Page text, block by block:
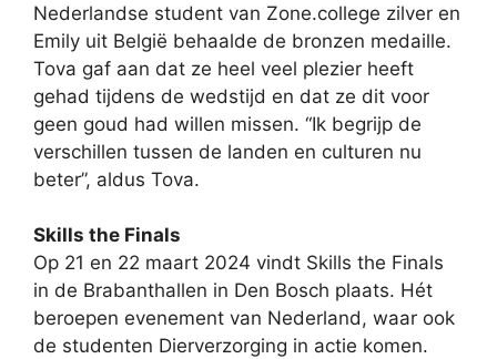
Nederlandse student van Zone.college zilver en
Emily uit België behaalde de bronzen medaille.
Tova gaf aan dat ze heel veel plezier heeft
gehad tijdens de wedstijd en dat ze dit voor
geen goud had willen missen. “Ik begrijp de
verschillen tussen de landen en culturen nu
beter”, aldus Tova.
Skills the Finals
Op 21 en 22 maart 2024 vindt Skills the Finals
in de Brabanthallen in Den Bosch plaats. Hét
beroepen evenement van Nederland, waar ook
de studenten Dierverzorging in actie komen.